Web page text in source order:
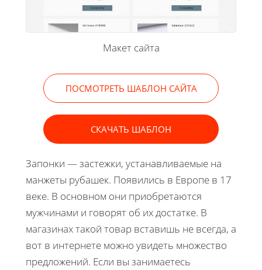
Макет сайта
ПОСМОТРЕТЬ ШАБЛОН САЙТА
СКАЧАТЬ ШАБЛОН
Запонки — застежки, устанавливаемые на
манжеты рубашек. Появились в Европе в 17
веке. В основном они приобретаются
мужчинами и говорят об их достатке. В
магазинах такой товар вставишь не всегда, а
вот в интернете можно увидеть множество
предложений. Если вы занимаетесь